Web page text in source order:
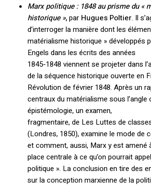
Marx politique : 1848 au prisme du «
historique »,par Hugues Poltier. Il
d’interroger la manière dont les
matérialisme historique » développés
Engels dans les écrits des années
1845-1848 viennent se projeter dans
de la séquence historique ouverte en
Révolution de février 1848. Après un
centraux du matérialisme sous l’angle
épistémologie, un examen,
fragmentaire, de Les Luttes de
(Londres, 1850), examine le mode de
et comment, aussi, Marx y est amené
place centrale à ce qu’on pourrait
politique ». La conclusion en tire des
sur la conception marxienne de la